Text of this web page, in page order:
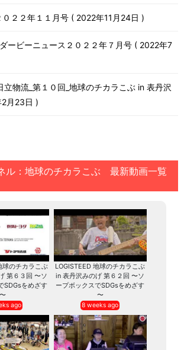
０２２年１１月号 2022年11月24日
ービーニュース２０２２年７月号
2022年7
物流_第１０回_地球のチカラこぶ in 表丹沢
月23日
ル：地球のチカラこぶ 最新動画一覧
球のチカラこぶ
第６３回 〜ソ
SDGsをめざす
〜
ago
LOGISTEED 地球のチカラこぶ
in 表丹沢みのげ 第６２回 〜ソ
ープボックスでSDGsをめざす
〜
8 weeks ago